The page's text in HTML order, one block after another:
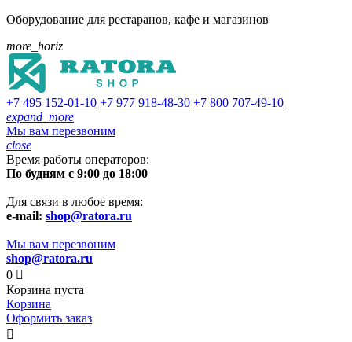
Оборудование для рестаранов, кафе и магазинов
more_horiz
+7 495 152-01-10 +7 977 918-48-30 +7 800 707-49-10
expand_more
Мы вам перезвоним
close
Время работы операторов:
По будням с 9:00 до 18:00
Для связи в любое время:
e-mail: shop@ratora.ru
Мы вам перезвоним
shop@ratora.ru
0 
Корзина пуста
Корзина
Оформить заказ
